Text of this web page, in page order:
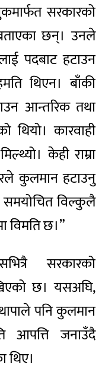
सरकारको
छन्। उनले
पदबाट हटाउन
थिएन। बाँकी
आन्तरिक तथा
थियो। कारवाही
केही राम्रा
कुलमान हटाउनु
समयोचित विल्कुलै
विमति छ।”
सरकारको
छ। यसअघि,
पनि कुलमान
आपत्ति जनाउँदै
थिए।